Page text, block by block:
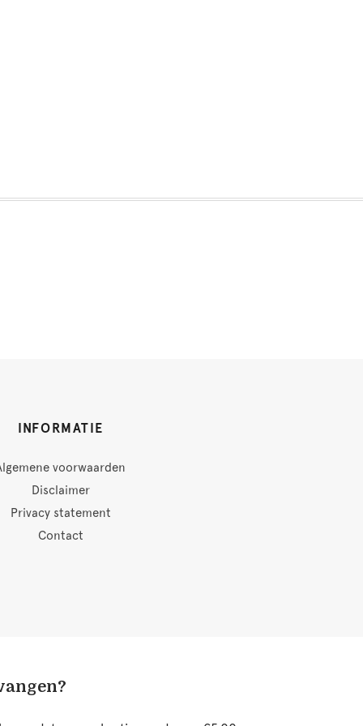
INFORMATIE
voorwaarden
Disclaimer
Privacy statement
Contact